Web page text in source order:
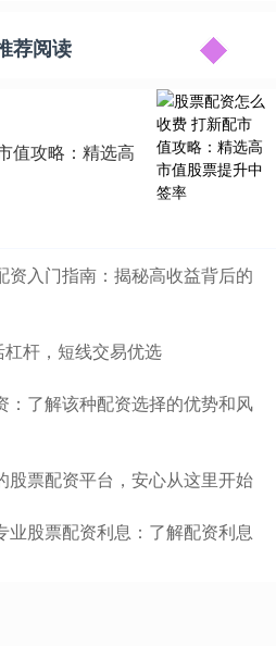
荐阅读
值攻略：精选高
资入门指南：揭秘高收益背后的
杆，短线交易优选
：了解该种配资选择的优势和风
股票配资平台，安心从这里开始
业股票配资利息：了解配资利息